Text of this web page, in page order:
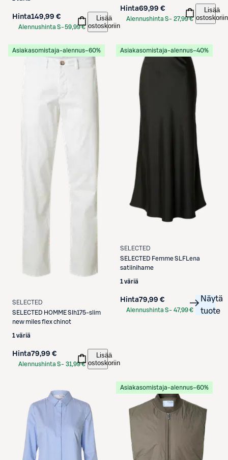
Hinta149,99 €
Alennushinta S-59,99 €
Lisää
ostoskoriin
Hinta69,99 €
Alennushinta S- 27,99 €
Lisää
ostoskoriin
Asiakasomistaja-alennus−60%
SELECTED
SELECTED HOMME Slh175-slim
new miles flex chinot
1 väriä
Hinta79,99 €
Alennushinta S- 31,99 €
Lisää
ostoskoriin
Asiakasomistaja-alennus−40%
SELECTED
SELECTED Femme SLFLena
satiinihame
1 väriä
Hinta79,99 €
Alennushinta S- 47,99 €
Näytä
tuote
Asiakasomistaja-alennus−60%